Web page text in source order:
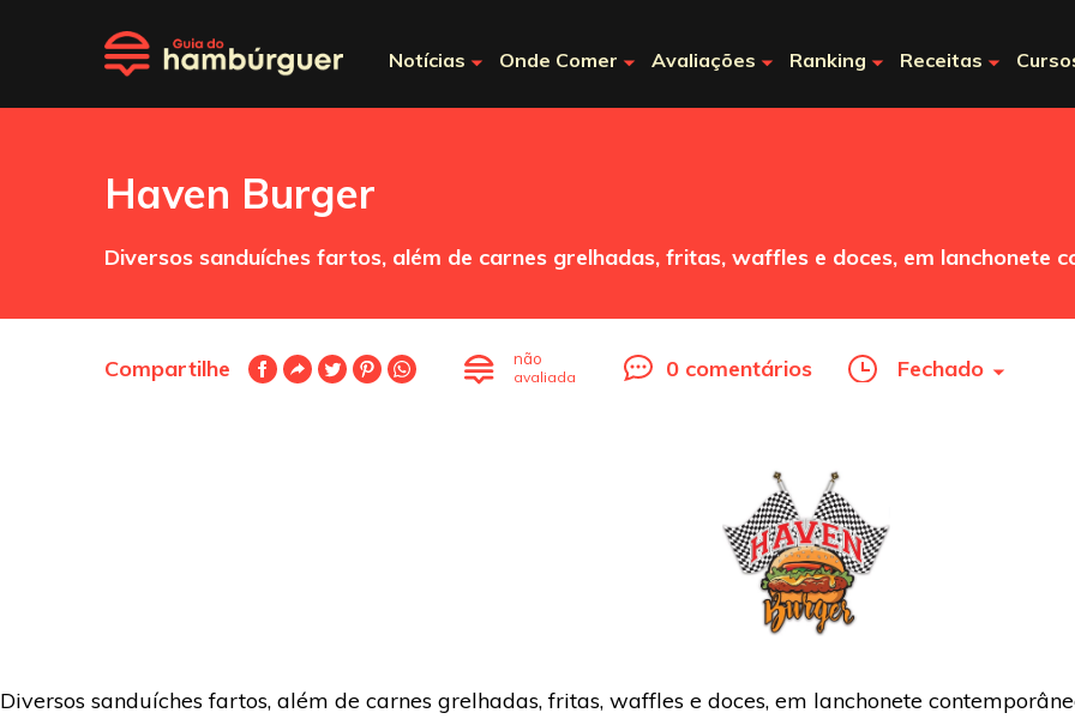
Notícias Onde Comer Avaliações Ranking Receitas
Haven Burger
Diversos sanduíches fartos, além de carnes grelhadas, fritas, waffles e doces, em lanchonete
Compartilhe não
avaliada 0 comentários Fechado
Diversos sanduíches fartos, além de carnes grelhadas, fritas, waffles e doces, em lanchonete